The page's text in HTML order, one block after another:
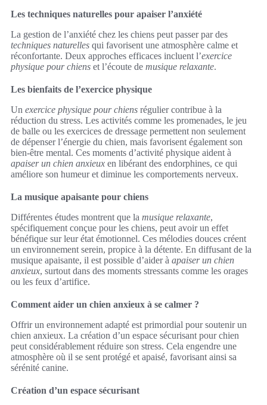
Les techniques naturelles pour apaiser l’anxiété
La gestion de l’anxiété chez les chiens peut passer par des
techniques naturelles qui favorisent une atmosphère calme et
réconfortante. Deux approches efficaces incluent l’exercice
physique pour chiens et l’écoute de musique relaxante.
Les bienfaits de l’exercice physique
Un exercice physique pour chiens régulier contribue à la
réduction du stress. Les activités comme les promenades, le jeu
de balle ou les exercices de dressage permettent non seulement
de dépenser l’énergie du chien, mais favorisent également son
bien-être mental. Ces moments d’activité physique aident à
apaiser un chien anxieux en libérant des endorphines, ce qui
améliore son humeur et diminue les comportements nerveux.
La musique apaisante pour chiens
Différentes études montrent que la musique relaxante,
spécifiquement conçue pour les chiens, peut avoir un effet
bénéfique sur leur état émotionnel. Ces mélodies douces créent
un environnement serein, propice à la détente. En diffusant de la
musique apaisante, il est possible d’aider à apaiser un chien
anxieux, surtout dans des moments stressants comme les orages
ou les feux d’artifice.
Comment aider un chien anxieux à se calmer ?
Offrir un environnement adapté est primordial pour soutenir un
chien anxieux. La création d’un espace sécurisant pour chien
peut considérablement réduire son stress. Cela engendre une
atmosphère où il se sent protégé et apaisé, favorisant ainsi sa
sérénité canine.
Création d’un espace sécurisant